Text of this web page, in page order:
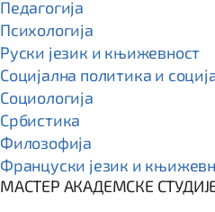
Педагогија
Психологија
Руски језик и књижевност
Социјална политика и
Социологија
Србистика
Филозофија
Француски језик и
МАСТЕР АКАДЕМСКЕ